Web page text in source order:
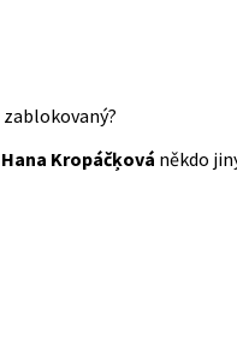
zablokovaný?
Hana Kropáčķová někdo